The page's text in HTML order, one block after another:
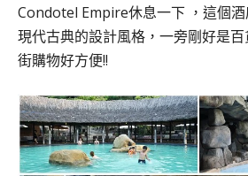
Condotel Empire休息一下 ，這個
現代古典的設計風格，一旁剛好是
街購物好方便!!